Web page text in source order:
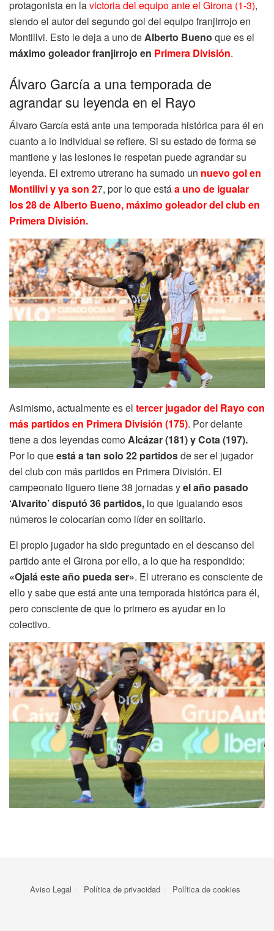
protagonista en lavictoria del equipo ante el Girona (1-3),
siendo el autor del segundo gol del equipo franjirrojo en
Montilivi. Esto le deja a uno deAlberto Bueno que es el
máximo goleador franjirrojo en Primera División.
Álvaro García a una temporada de
agrandar su leyenda en el Rayo
Álvaro García está ante una temporada histórica para él en
cuanto a lo individual se refiere. Si su estado de forma se
mantiene y las lesiones le respetan puede agrandar su
leyenda. El extremo utrerano ha sumado un nuevo gol en
Montilivi y ya son 27, por lo que estáa uno de igualar
los 28 de Alberto Bueno, máximo goleador del club en
Primera División.
Asimismo, actualmente es el tercer jugador del Rayo con
más partidos en Primera División (175). Por delante
tiene a dos leyendas comoAlcázar (181) y Cota (197).
Por lo queestá a tan solo 22 partidosde ser el jugador
del club con más partidos en Primera División. El
campeonato liguero tiene 38 jornadas yel año pasado
‘Alvarito’ disputó 36 partidos, lo que igualando esos
números le colocarían como líder en solitario.
El propio jugador ha sido preguntado en el descanso del
partido ante el Girona por ello, a lo que ha respondido:
«Ojalá este año pueda ser». El utrerano es consciente de
ello y sabe que está ante una temporada histórica para él,
pero consciente de que lo primero es ayudar en lo
colectivo.
Aviso Legal Política de privacidad Política de cookies